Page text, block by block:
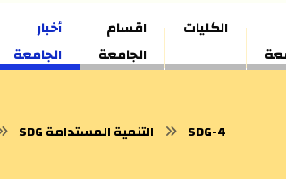
الكليات
اقسام
الجامعة
أخبار
الجامعة
SDG التنمية المستدامة SDG-4